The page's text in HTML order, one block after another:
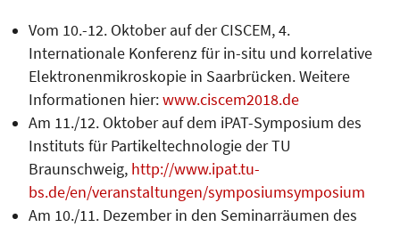
Vom 10.-12. Oktober auf der CISCEM, 4.
Internationale Konferenz für in-situ und korrelative
Elektronenmikroskopie in Saarbrücken. Weitere
Informationen hier:www.ciscem2018.de
Am 11./12. Oktober auf dem iPAT-Symposium des
Instituts für Partikeltechnologie der TU
Braunschweig, http://www.ipat.tu-
bs.de/en/veranstaltungen/symposiumsymposium
Am 10./11. Dezember in den Seminarräumen des